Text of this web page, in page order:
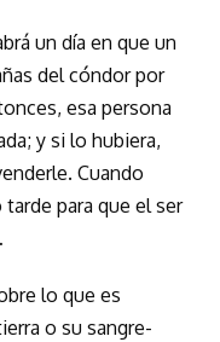
un día en que un
del cóndor por
esa persona
y si lo hubiera,
Cuando
para que el ser
lo que es
o su sangre-